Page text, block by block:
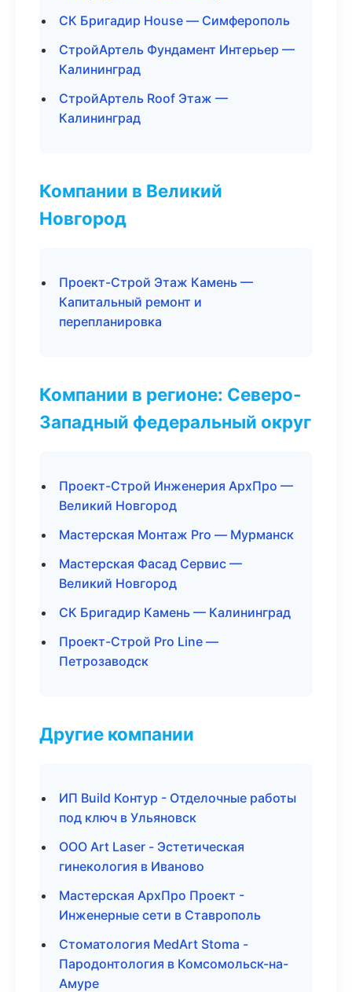
СК Бригадир House — Симферополь
СтройАртель Фундамент Интерьер —
Калининград
СтройАртель Roof Этаж —
Калининград
Компании в Великий
Новгород
Проект-Строй Этаж Камень —
Капитальный ремонт и
перепланировка
Компании в регионе: Северо-
Западный федеральный округ
Проект-Строй Инженерия АрхПро —
Великий Новгород
Мастерская Монтаж Pro — Мурманск
Мастерская Фасад Сервис —
Великий Новгород
СК Бригадир Камень — Калининград
Проект-Строй Pro Line —
Петрозаводск
Другие компании
ИП Build Контур - Отделочные работы
под ключ в Ульяновск
ООО Art Laser - Эстетическая
гинекология в Иваново
Мастерская АрхПро Проект -
Инженерные сети в Ставрополь
Стоматология MedArt Stoma -
Пародонтология в Комсомольск-на-
Амуре